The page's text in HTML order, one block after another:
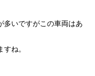
多いですがこの車両はあ
ね。